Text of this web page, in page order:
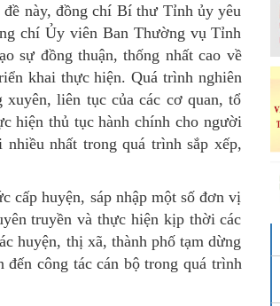
này, đồng chí Bí thư Tỉnh ủy yêu
chí Ủy viên Ban Thường vụ Tỉnh
sự đồng thuận, thống nhất cao về
khai thực hiện. Quá trình nghiên
liên tục của các cơ quan, tổ
hiện thủ tục hành chính cho người
nhất trong quá trình sắp xếp,
cấp huyện, sáp nhập một số đơn vị
truyền và thực hiện kịp thời các
huyện, thị xã, thành phố tạm dừng
công tác cán bộ trong quá trình